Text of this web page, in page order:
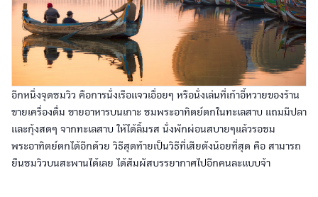
อีกหนึ่งจุดชมวิว คือการนั่งเรือแจวเอื่อยๆ หรือนั่งเล่นที่เก้าอี้หวายของร้าน
ขายเครื่องดื่ม ขายอาหารบนเกาะ ชมพระอาทิตย์ตกในทะเลสาบ แถมมีปลา
และกุ้งสดๆ จากทะเลสาบ ให้ได้ลิ้มรส นั่งพักผ่อนสบายๆแล้วรอชม
พระอาทิตย์ตกได้อีกด้วย วิธีสุดท้ายเป็นวิธีที่เสียตังน้อยที่สุด คือ สามารถ
ยืนชมวิวบนสะพานได้เลย ได้สัมผัสบรรยากาศไปอีกคนละแบบจ้า